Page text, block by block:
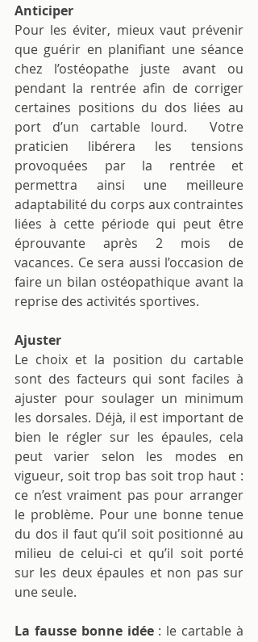
Anticiper
Pour les éviter, mieux vaut prévenir
que guérir en planifiant une séance
chez l’ostéopathe juste avant ou
pendant la rentrée afin de corriger
certaines positions du dos liées au
port d’un cartable lourd.  Votre
praticien libérera les tensions
provoquées par la rentrée et
permettra ainsi une meilleure
adaptabilité du corps aux contraintes
liées à cette période qui peut être
éprouvante après 2 mois de
vacances. Ce sera aussi l’occasion de
faire un bilan ostéopathique avant la
reprise des activités sportives.
Ajuster
Le choix et la position du cartable
sont des facteurs qui sont faciles à
ajuster pour soulager un minimum
les dorsales. Déjà, il est important de
bien le régler sur les épaules, cela
peut varier selon les modes en
vigueur, soit trop bas soit trop haut :
ce n’est vraiment pas pour arranger
le problème. Pour une bonne tenue
du dos il faut qu’il soit positionné au
milieu de celui-ci et qu’il soit porté
sur les deux épaules et non pas sur
une seule.
La fausse bonne idée : le cartable à